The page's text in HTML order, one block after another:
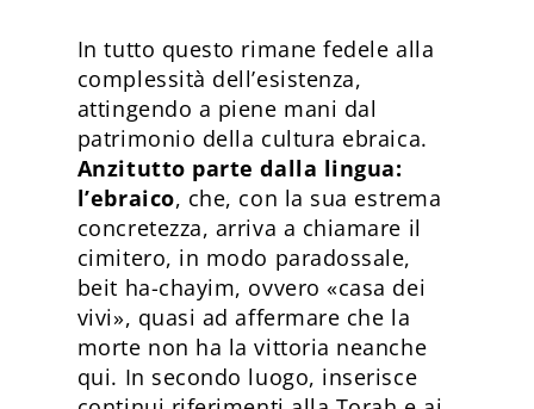
In tutto questo rimane fedele alla
complessità dell’esistenza,
attingendo a piene mani dal
patrimonio della cultura ebraica.
Anzitutto parte dalla lingua:
l’ebraico, che, con la sua estrema
concretezza, arriva a chiamare il
cimitero, in modo paradossale,
beit ha-chayim, ovvero «casa dei
vivi», quasi ad affermare che la
morte non ha la vittoria neanche
qui. In secondo luogo, inserisce